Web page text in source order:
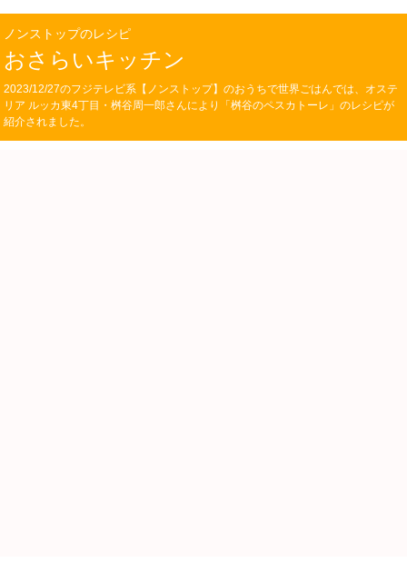
ノンストップのレシピ
おさらいキッチン
2023/12/27のフジテレビ系【ノンストップ】のおうちで世界ごはんでは、オステ
リア ルッカ東4丁目・桝谷周一郎さんにより「桝谷のペスカトーレ」のレシピが
紹介されました。